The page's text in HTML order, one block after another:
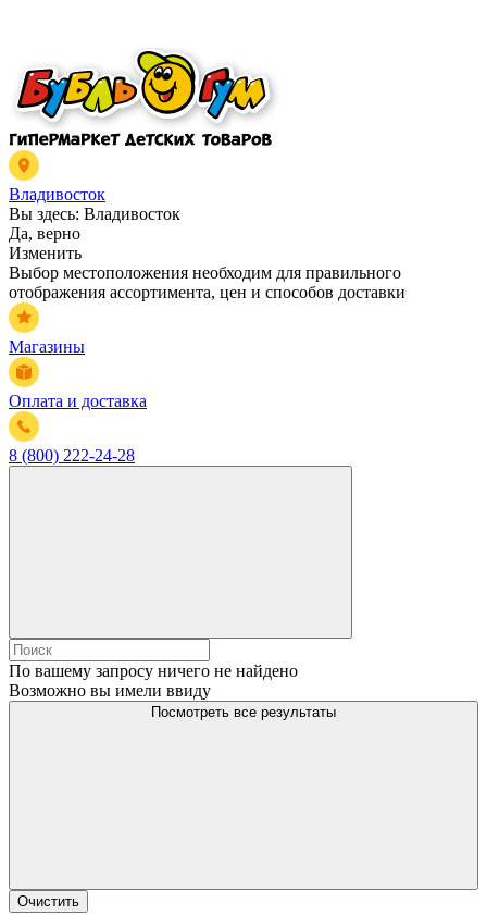
Владивосток
Вы здесь: Владивосток
Да, верно
Изменить
Выбор местоположения необходим для правильного
отображения ассортимента, цен и способов доставки
Магазины
Оплата и доставка
8 (800) 222-24-28
По вашему запросу ничего не найдено
Возможно вы имели ввиду
Посмотреть все результаты
Очистить